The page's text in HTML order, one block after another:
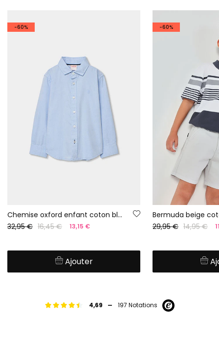
-60%
Chemise oxford enfant coton bleu ciel
32,95 € 16,45 € 13,15 €
Ajouter
-60%
Bermuda beige
29,95 € 14,95 €
4,69 - 197 Notations